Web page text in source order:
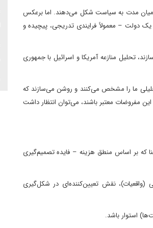
میان مدت به سیاست شکل می‌دهند. اما برعکس
یک دولت – معمولاً فرایندی تدریجی، پیچیده و
تحلیل منازعه آمریکا و اسرائیل با جمهوری
ما را مشخص می‌کنند و روشن می‌سازند که
مفروضات معتبر باشند، می‌توان انتظار داشت
که بر اساس منطق هزینه – فایده تصمیم‌گیری
(واقعیات)، نقش تعیین‌کننده‌ای در شکل‌گیری